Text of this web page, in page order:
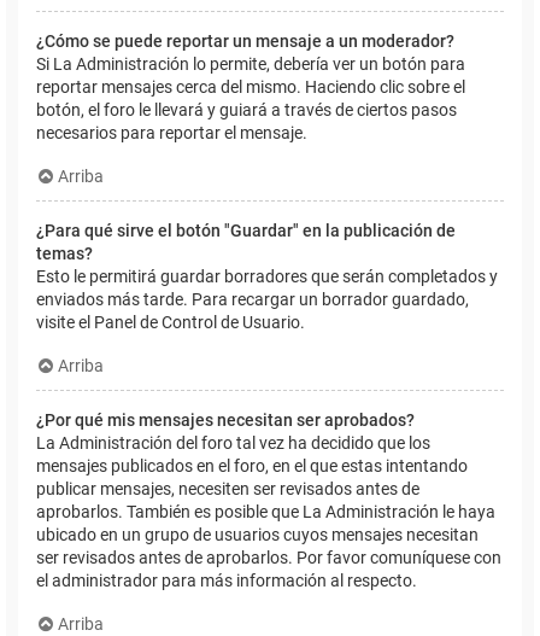
¿Cómo se puede reportar un mensaje a un moderador?
Si La Administración lo permite, debería ver un botón para
reportar mensajes cerca del mismo. Haciendo clic sobre el
botón, el foro le llevará y guiará a través de ciertos pasos
necesarios para reportar el mensaje.
Arriba
¿Para qué sirve el botón "Guardar" en la publicación de
temas?
Esto le permitirá guardar borradores que serán completados y
enviados más tarde. Para recargar un borrador guardado,
visite el Panel de Control de Usuario.
Arriba
¿Por qué mis mensajes necesitan ser aprobados?
La Administración del foro tal vez ha decidido que los
mensajes publicados en el foro, en el que estas intentando
publicar mensajes, necesiten ser revisados antes de
aprobarlos. También es posible que La Administración le haya
ubicado en un grupo de usuarios cuyos mensajes necesitan
ser revisados antes de aprobarlos. Por favor comuníquese con
el administrador para más información al respecto.
Arriba